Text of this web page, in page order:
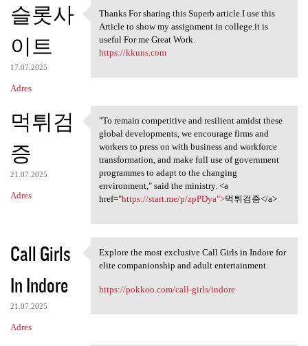
슬롯사
이트
17.07.2025
Adres
Thanks For sharing this
Thanks For sharing this Superb article.I use this
Article to show my assignment in college.it is
useful For me Great Work.
https://kkuns.com
먹튀검
증
21.07.2025
Adres
"To remain competitive and
"To remain competitive and resilient amidst these
global developments, we encourage firms and
workers to press on with business and workforce
transformation, and make full use of government
programmes to adapt to the changing
environment," said the ministry. <a
href="https://start.me/p/zpPDya">먹튀검증</a>
Call Girls
In Indore
21.07.2025
Adres
Explore the most exclusive
Explore the most exclusive Call Girls in Indore for
elite companionship and adult entertainment.
https://pokkoo.com/call-girls/indore